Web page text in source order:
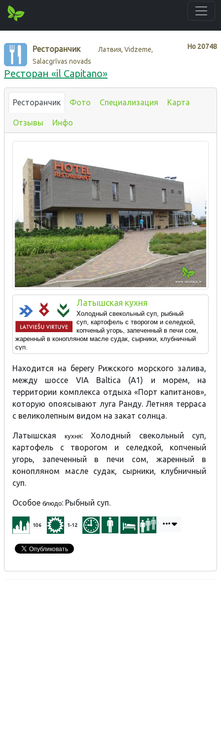
Нo 20748
Ресторанчик
Латвия, Vidzeme,
Salacgrīvas novads
Ресторан «il Capitano»
Ресторанчик Фото Специализация Карта
Отзывы Инфо
Латышская кухня
Холодный свекольный суп, рыбный
суп, картофель с творогом и селедкой,
копченый угорь, запеченный в печи сом,
жаренный в конопляном масле судак, сырники, клубничный
суп.
Находится на берегу Рижского морского залива,
между шоссе VIA Baltica (A1) и морем, на
территории комплекса отдыха «Порт капитанов»,
которую опоясывают луга Ранду. Летняя терраса
с великолепным видом на закат солнца.
Латышская кухня: Холодный свекольный суп,
картофель с творогом и селедкой, копченый
угорь, запеченный в печи сом, жаренный в
конопляном масле судак, сырники, клубничный
суп.
Особое блюдо: Рыбный суп.
106 1-12